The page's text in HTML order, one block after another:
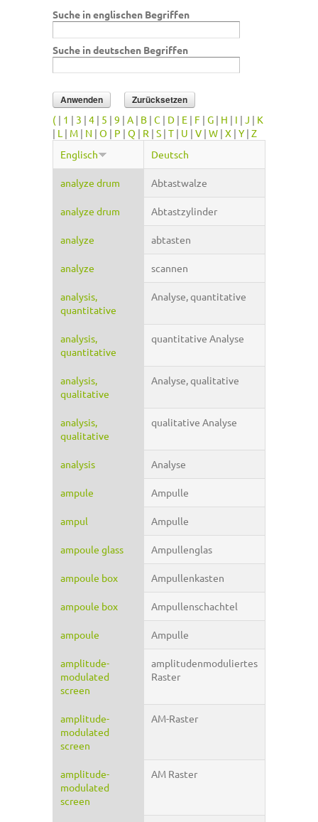
Suche in englischen Begriffen
Suche in deutschen Begriffen
( | 1 | 3 | 4 | 5 | 9 | A | B | C | D | E | F | G | H | I | J | K
| L | M | N | O | P | Q | R | S | T | U | V | W | X | Y | Z
Englisch
Deutsch
analyze drum Abtastwalze
analyze drum Abtastzylinder
analyze abtasten
analyze scannen
analysis,
quantitative
Analyse, quantitative
analysis,
quantitative
quantitative Analyse
analysis,
qualitative
Analyse, qualitative
analysis,
qualitative
qualitative Analyse
analysis Analyse
ampule Ampulle
ampul Ampulle
ampoule glass Ampullenglas
ampoule box Ampullenkasten
ampoule box Ampullenschachtel
ampoule Ampulle
amplitude-
modulated
screen
amplitudenmoduliertes
Raster
amplitude-
modulated
screen
AM-Raster
amplitude-
modulated
screen
AM Raster